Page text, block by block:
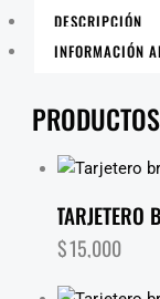
DESCRIPCIÓN
INFORMACIÓN
TARJETERO
$15,000